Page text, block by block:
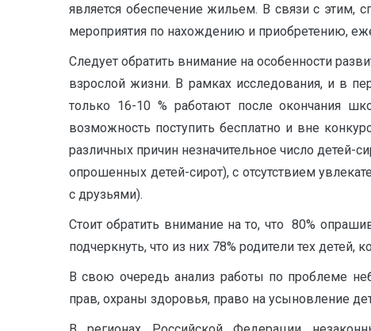
является обеспечение жильем. В связи с этим,
мероприятия по нахождению и приобретению,
Следует обратить внимание на особенности
взрослой жизни. В рамках исследования, и в
только 16-10 % работают после окончания
возможность поступить бесплатно и вне
различных причин незначительное число детей-
опрошенных детей-сирот), с отсутствием
с друзьями).
Стоит обратить внимание на то, что 80%
подчеркнуть, что из них 78% родители тех
В свою очередь анализ работы по проблеме
прав, охраны здоровья, право на усыновление